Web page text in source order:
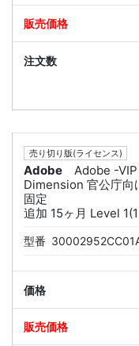
売り切り版(ライセンス)
Adobe
Adobe -
Dimension 官公庁向
固定
追加 15ヶ月 Level
型番